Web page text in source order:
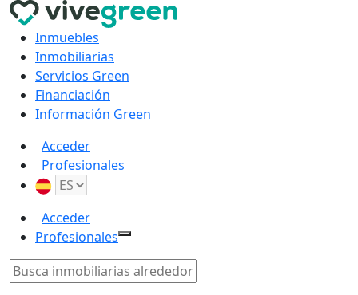
Inmuebles
Inmobiliarias
Servicios Green
Financiación
Información Green
Acceder
Profesionales
Acceder
Profesionales